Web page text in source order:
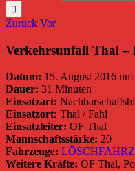
Zurück Vor
Verkehrsunfall Thal –
Datum: 15. August 2016
Dauer: 31 Minuten
Einsatzart:
Einsatzort: Thal / Fahl
Einsatzleiter: OF Thal
Mannschaftsstärke: 20
Fahrzeuge:
Weitere Kräfte: OF Thal,